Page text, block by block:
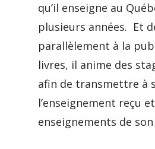
qu’il enseigne au
plusieurs années. Et
parallèlement à la
livres, il anime des
afin de transmettre à
l’enseignement reçu
enseignements de son